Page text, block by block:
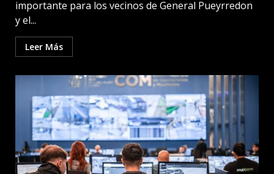
importante para los vecinos de General Pueyrredon
y el...
Leer Más